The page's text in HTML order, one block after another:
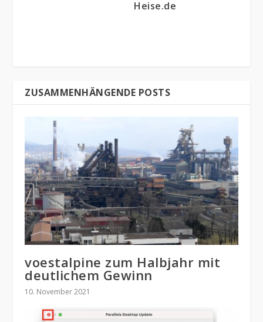
Heise.de
ZUSAMMENHÄNGENDE POSTS
voestalpine zum Halbjahr mit
deutlichem Gewinn
10. November 2021